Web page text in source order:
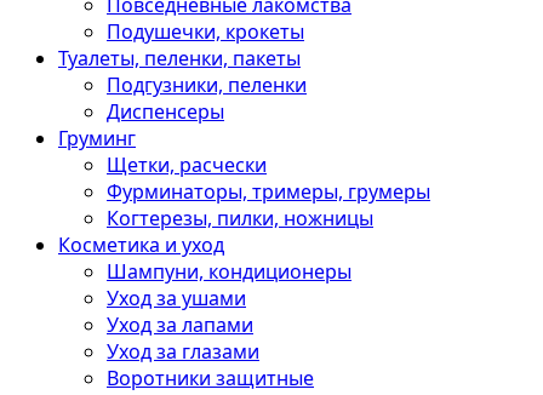
Подушечки, крокеты
Туалеты, пеленки, пакеты
Подгузники, пеленки
Диспенсеры
Груминг
Щетки, расчески
Фурминаторы, тримеры, грумеры
Когтерезы, пилки, ножницы
Косметика и уход
Шампуни, кондиционеры
Уход за ушами
Уход за лапами
Уход за глазами
Воротники защитные